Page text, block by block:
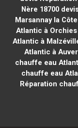
Nère 18700
Marsannay la
Atlantic à Orchies
Atlantic à
Atlantic à
chauffe eau
chauffe eau
Réparation